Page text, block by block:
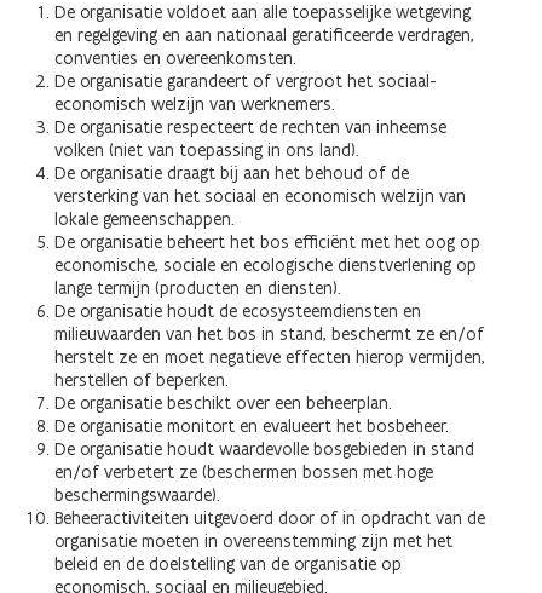
De organisatie voldoet aan alle toepasselijke wetgeving
en regelgeving en aan nationaal geratificeerde verdragen,
conventies en overeenkomsten.
De organisatie garandeert of vergroot het sociaal-
economisch welzijn van werknemers.
De organisatie respecteert de rechten van inheemse
volken (niet van toepassing in ons land).
De organisatie draagt bij aan het behoud of de
versterking van het sociaal en economisch welzijn van
lokale gemeenschappen.
De organisatie beheert het bos efficiënt met het oog op
economische, sociale en ecologische dienstverlening op
lange termijn (producten en diensten).
De organisatie houdt de ecosysteemdiensten en
milieuwaarden van het bos in stand, beschermt ze en/of
herstelt ze en moet negatieve effecten hierop vermijden,
herstellen of beperken.
De organisatie beschikt over een beheerplan.
De organisatie monitort en evalueert het bosbeheer.
De organisatie houdt waardevolle bosgebieden in stand
en/of verbetert ze (beschermen bossen met hoge
beschermingswaarde).
Beheeractiviteiten uitgevoerd door of in opdracht van de
organisatie moeten in overeenstemming zijn met het
beleid en de doelstelling van de organisatie op
economisch, sociaal en milieugebied.